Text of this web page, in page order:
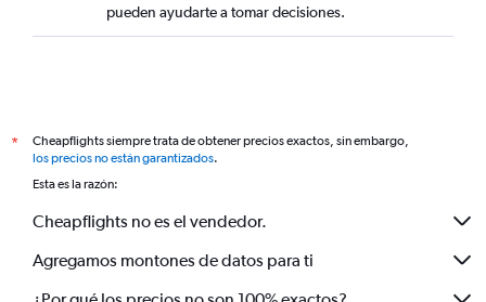
pueden ayudarte a tomar decisiones.
*
Cheapflights siempre trata de obtener precios exactos, sin embargo,
los precios no están garantizados.
Esta es la razón:
Cheapflights no es el vendedor.
Agregamos montones de datos para ti